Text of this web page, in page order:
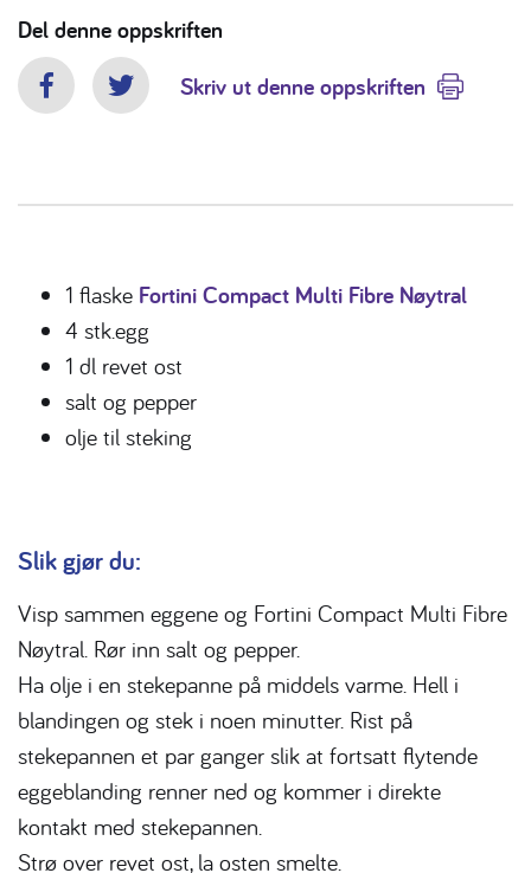
Del denne oppskriften
FacebookTwitterSkriv ut denne oppskriften
1 flaske Fortini Compact Multi Fibre Nøytral
4 stk.egg
1 dl revet ost
salt og pepper
olje til steking
Slik gjør du:
Visp sammen eggene og Fortini Compact Multi Fibre
Nøytral. Rør inn salt og pepper.
Ha olje i en stekepanne på middels varme. Hell i
blandingen og stek i noen minutter. Rist på
stekepannen et par ganger slik at fortsatt flytende
eggeblanding renner ned og kommer i direkte
kontakt med stekepannen.
Strø over revet ost, la osten smelte.